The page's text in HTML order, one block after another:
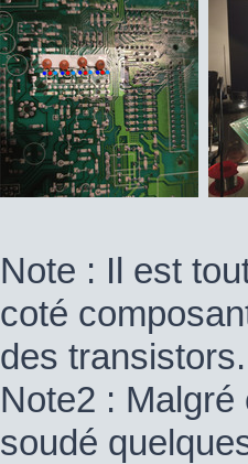
Note : Il est
coté
des transistors.
Note2 :
soudé